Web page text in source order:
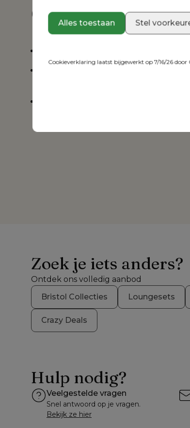
Alles toestaan Stel
Cookieverklaring laatst bijgewerkt op 7/16/26 door
Over dit product
Zoek je iets anders?
Ontdek ons volledig aanbod
Bristol Collecties
Loungesets
Crazy Deals
Hulp nodig?
Veelgestelde vragen
Snel antwoord op je vragen.
Bekijk ze hier